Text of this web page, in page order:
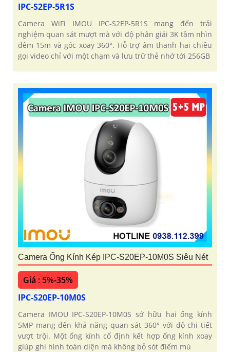
IPC-S2EP-5R1S
Camera WiFi IMOU IPC-S2EP-5R1S mang đến trải
nghiệm quan sát mượt mà với độ phân giải 3K tầm nhìn
đêm 15m và góc xoay 360°. Hỗ trợ âm thanh hai chiều
gọi video chỉ với một chạm và lưu trữ thẻ nhớ tới 256GB
Camera Ống Kính Kép IPC-S20EP-10M0S Siêu Nét
Giá : 5%-35%
IPC-S20EP-10M0S
Camera IMOU IPC-S20EP-10M0S sở hữu hai ống kính
5MP mang đến khả năng quan sát 360° với độ chi tiết
vượt trội. Một ống kính cố định kết hợp ống kính xoay
giúp ghi hình toàn diện mà không bỏ sót điểm mù